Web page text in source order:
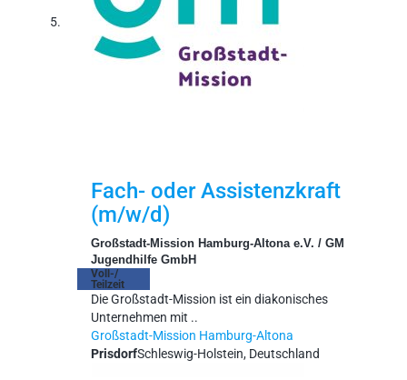
Fach- oder Assistenzkraft
(m/w/d)
Großstadt-Mission Hamburg-Altona e.V. / GM
Jugendhilfe GmbH
Voll-/
Teilzeit
Die Großstadt-Mission ist ein diakonisches
Unternehmen mit ..
Großstadt-Mission Hamburg-Altona
PrisdorfSchleswig-Holstein, Deutschland